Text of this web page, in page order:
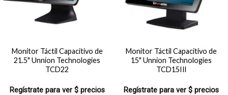
Monitor Táctil Capacitivo de
21.5" Unnion Technologies
TCD22
Regístrate para ver $ precios
Monitor Táctil Capacitivo de
15" Unnion Technologies
TCD15IIl
Regístrate para ver $ precios